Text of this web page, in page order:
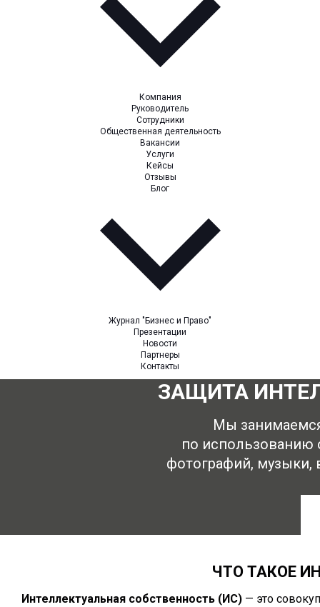
Компания
Руководитель
Сотрудники
Общественная деятельность
Вакансии
Услуги
Кейсы
Отзывы
Блог
Журнал "Бизнес и Право"
Презентации
Новости
Партнеры
Контакты
ЗАЩИТА
Мы
по использованию
фотографий, музыки,
ЧТО ТАКОЕ
Интеллектуальная собственность (ИС) — это